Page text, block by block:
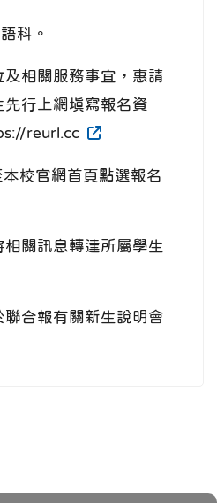
科。
相關服務事宜，惠請
行上網填寫報名資
reurl.cc
校官網首頁點選報名
關訊息轉達所屬學生
合報有關新生說明會